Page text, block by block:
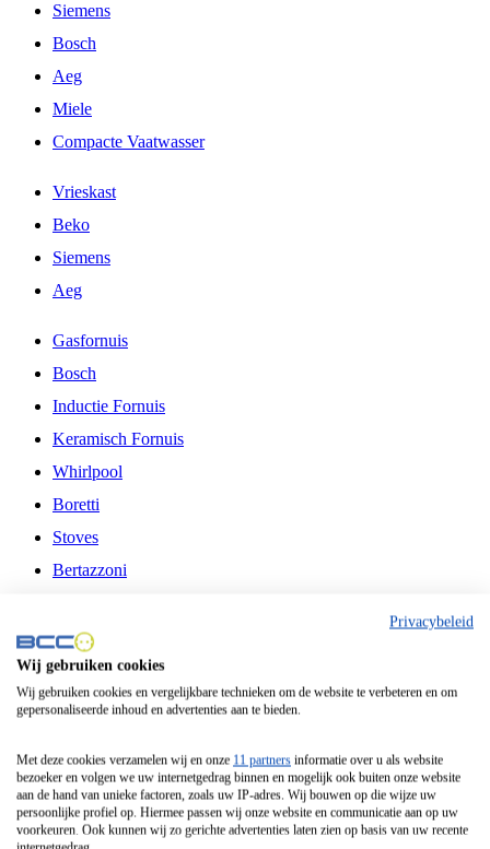
Siemens
Bosch
Aeg
Miele
Compacte Vaatwasser
Vrieskast
Beko
Siemens
Aeg
Gasfornuis
Bosch
Inductie Fornuis
Keramisch Fornuis
Whirlpool
Boretti
Stoves
Bertazzoni
Fitelli
Airfryer
Frituurpan
Contactgrill
Broodbakmachine
Broodrooster
Privacybeleid
Wij gebruiken cookies
Wij gebruiken cookies en vergelijkbare technieken om de website te verbeteren en om
gepersonaliseerde inhoud en advertenties aan te bieden.
Met deze cookies verzamelen wij en onze 11 partners informatie over u als website
bezoeker en volgen we uw internetgedrag binnen en mogelijk ook buiten onze website
aan de hand van unieke factoren, zoals uw IP-adres. Wij bouwen op die wijze uw
persoonlijke profiel op. Hiermee passen wij onze website en communicatie aan op uw
voorkeuren. Ook kunnen wij zo gerichte advertenties laten zien op basis van uw recente